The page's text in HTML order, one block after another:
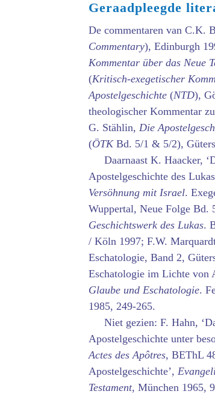
Geraadpleegde
De commentaren van C.K.
Commentary), Edinburgh
Kommentar über das Neue
(Kritisch-exegetischer
Apostelgeschichte (NTD),
theologischer Kommentar
G. Stählin, Die
(ÖTKBd. 5/1 & 5/2),
Daarnaast K. Haacker,
Apostelgeschichte des
Versöhnung mit Israel.
Wuppertal, Neue Folge
Geschichtswerk des Lukas.
/ Köln 1997; F.W.
Eschatologie, Band 2,
Eschatologie im Lichte von
Glaube und Eschatologie.
1985, 249-265.
Niet gezien: F. Hahn,
Apostelgeschichte unter
Actes des Apôtres, BEThL
Apostelgeschichte’,
Testament, München 1965,